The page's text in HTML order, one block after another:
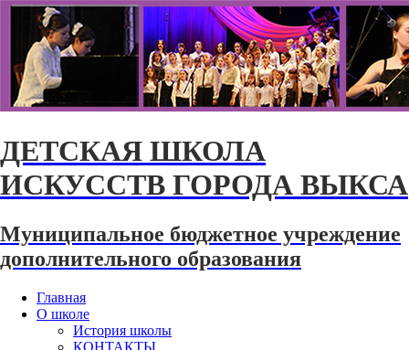
ДЕТСКАЯ ШКОЛА
ИСКУССТВ ГОРОДА ВЫКСА
Муниципальное бюджетное учреждение
дополнительного образования
Главная
О школе
История школы
КОНТАКТЫ